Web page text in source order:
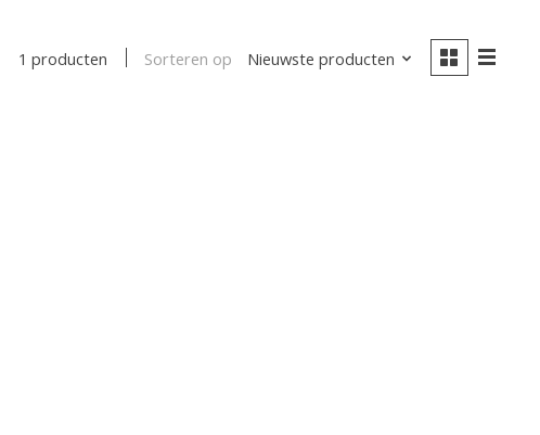
1 producten Sorteren op Nieuwste producten